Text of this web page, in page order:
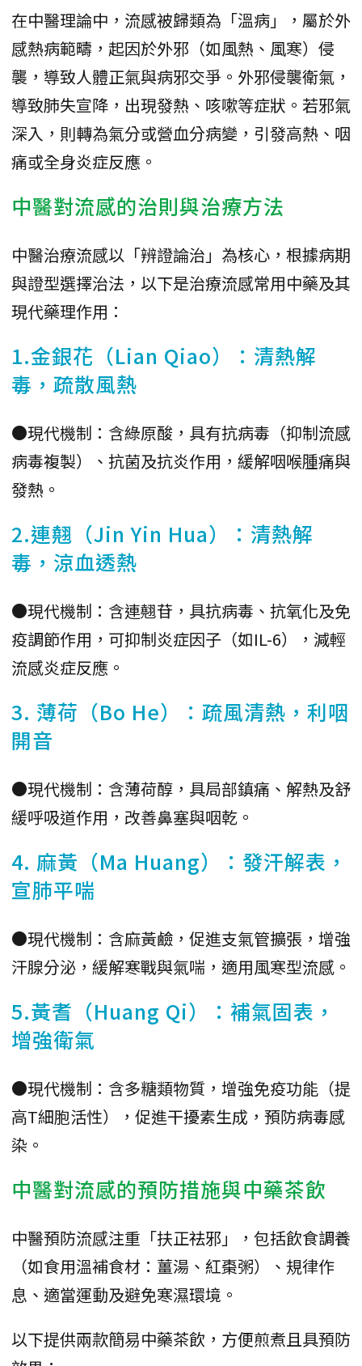
在中醫理論中，流感被歸類為「溫病」，屬於外
感熱病範疇，起因於外邪（如風熱、風寒）侵
襲，導致人體正氣與病邪交爭。外邪侵襲衛氣，
導致肺失宣降，出現發熱、咳嗽等症狀。若邪氣
深入，則轉為氣分或營血分病變，引發高熱、咽
痛或全身炎症反應。
中醫對流感的治則與治療方法
中醫治療流感以「辨證論治」為核心，根據病期
與證型選擇治法，以下是治療流感常用中藥及其
現代藥理作用：
1.金銀花（Lian Qiao）：清熱解
毒，疏散風熱
●現代機制：含綠原酸，具有抗病毒（抑制流感
病毒複製）、抗菌及抗炎作用，緩解咽喉腫痛與
發熱。
2.連翹（Jin Yin Hua）：清熱解
毒，涼血透熱
●現代機制：含連翹苷，具抗病毒、抗氧化及免
疫調節作用，可抑制炎症因子（如IL-6），減輕
流感炎症反應。
3. 薄荷（Bo He）：疏風清熱，利咽
開音
●現代機制：含薄荷醇，具局部鎮痛、解熱及舒
緩呼吸道作用，改善鼻塞與咽乾。
4. 麻黃（Ma Huang）：發汗解表，
宣肺平喘
●現代機制：含麻黃鹼，促進支氣管擴張，增強
汗腺分泌，緩解寒戰與氣喘，適用風寒型流感。
5.黃耆（Huang Qi）：補氣固表，
增強衛氣
●現代機制：含多糖類物質，增強免疫功能（提
高T細胞活性），促進干擾素生成，預防病毒感
染。
中醫對流感的預防措施與中藥茶飲
中醫預防流感注重「扶正祛邪」，包括飲食調養
（如食用溫補食材：薑湯、紅棗粥）、規律作
息、適當運動及避免寒濕環境。
以下提供兩款簡易中藥茶飲，方便煎煮且具預防